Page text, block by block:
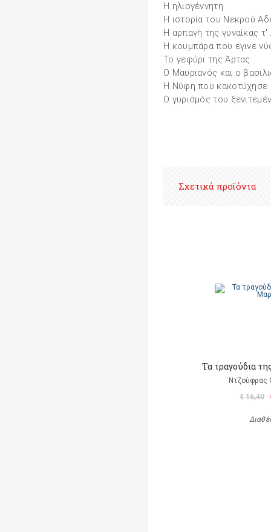
Η ηλιογέννητη
Η ιστορία του Νεκρού
Η αρπαγή της γυναίκας τ'
Η κουμπάρα που έγινε
Το γεφύρι της Άρτας
Ο Μαυριανός και ο
Η Νύφη που κακοτύχησε
Ο γυρισμός του
Σχετικά προϊόντα
Τα τραγούδια
Ντζούφρας
€ 16,40